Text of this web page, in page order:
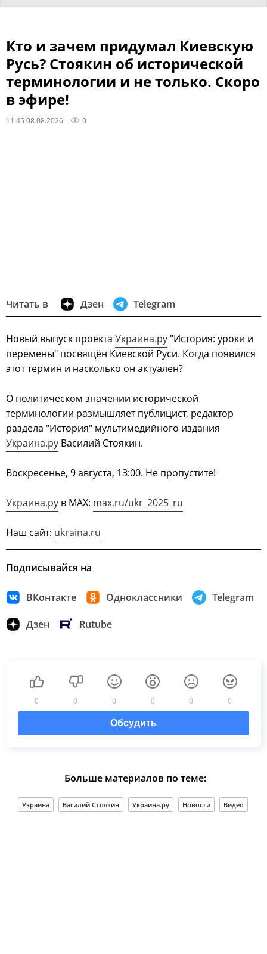
Кто и зачем придумал Киевскую
Русь? Стоякин об исторической
терминологии и не только. Скоро
в эфире!
11:45 08.08.2026 0
Читать в Дзен Telegram
Новый выпуск проекта Украина.ру "История: уроки и
перемены" посвящён Киевской Руси. Когда появился
этот термин и насколько он актуален?
О политическом значении исторической
терминологии размышляет публицист, редактор
раздела "История" мультимедийного издания
Украина.ру Василий Стоякин.
Воскресенье, 9 августа, 13:00. Не пропустите!
Украина.ру в МАХ: max.ru/ukr_2025_ru
Наш сайт: ukraina.ru
Подписывайся на
ВКонтакте Одноклассники Telegram
Дзен Rutube
0 0 0 0 0 0
Обсудить
Больше материалов по теме:
Украина Василий Стоякин Украина.ру Новости Видео